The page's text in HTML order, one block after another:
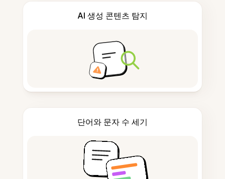
AI 생성 콘텐츠 탐지
단어와 문자 수 세기